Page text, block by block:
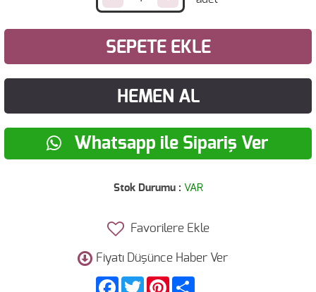
SEPETE EKLE
HEMEN AL
Whatsapp ile Sipariş Ver
Stok Durumu : VAR
Favorilere Ekle
Fiyatı Düşünce Haber Ver
FacebookTwitter Pinterest